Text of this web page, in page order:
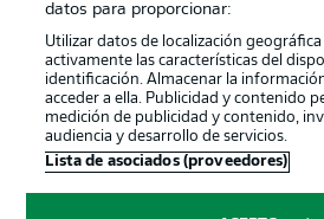
© 2026 Bundesliga-
Elegir idioma
datos para proporcionar:
Utilizar datos de localización
activamente las características del
identificación. Almacenar la
acceder a ella. Publicidad y contenido
medición de publicidad y contenido,
audiencia y desarrollo de servicios.
Lista de asociados (proveedores)